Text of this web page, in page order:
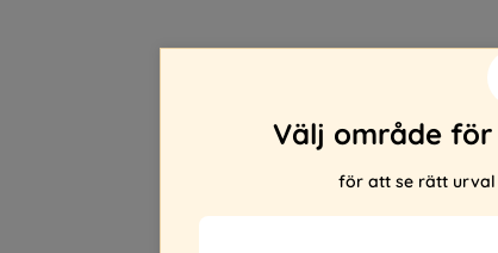
Välj område
för att se rätt